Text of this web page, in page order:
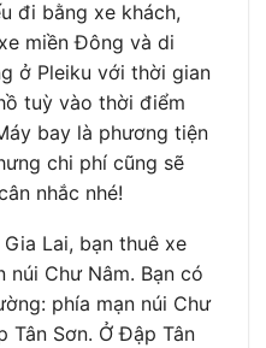
đi bằng xe khách,
miền Đông và di
ở Pleiku với thời gian
tuỳ vào thời điểm
bay là phương tiện
chi phí cũng sẽ
nhắc nhé!
Lai, bạn thuê xe
Chư Nâm. Bạn có
phía mạn núi Chư
Tân Sơn. Ở Đập Tân